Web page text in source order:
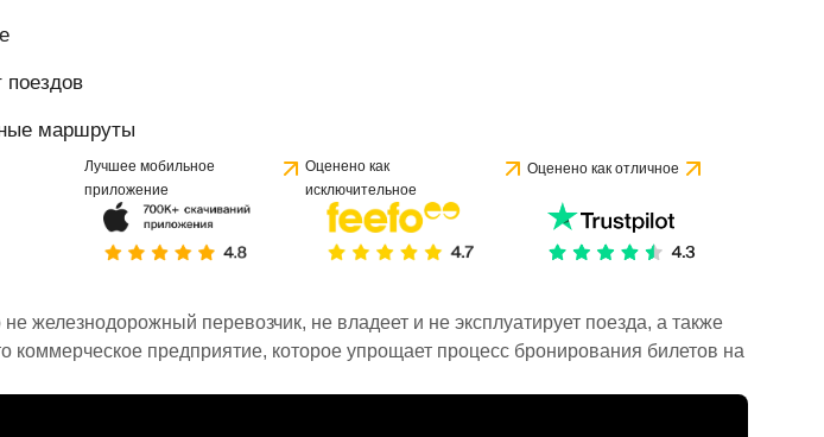
маршруты
Лучшее мобильное
приложение
Оценено как
исключительное
Оценено как отличное
перевозчик, не владеет и не эксплуатирует поезда, а также
предприятие, которое упрощает процесс бронирования билетов на